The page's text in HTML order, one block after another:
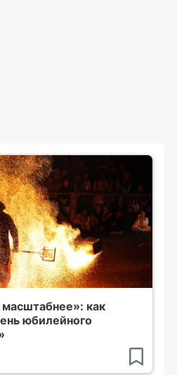
как
юбилейного